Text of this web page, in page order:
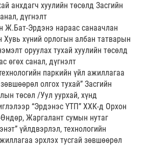
анхдагч хуулийн төсөлд Засгийн
дүгнэлт
Ж.Бат-Эрдэнэ нараас санаачлан
Хувь хүний орлогын албан татварын
оруулах тухай хуулийн төсөлд
өгөх санал, дүгнэлт
паркийн үйл ажиллагаа
олгох тухай” Засгийн
төсөл /Уул уурхай, хүнд
“Эрдэнэс ҮТП” ХХК-д Орхон
Жаргалант сумын нутаг
үйлдвэрлэл, технологийн
эрхлэх тусгай зөвшөөрөл